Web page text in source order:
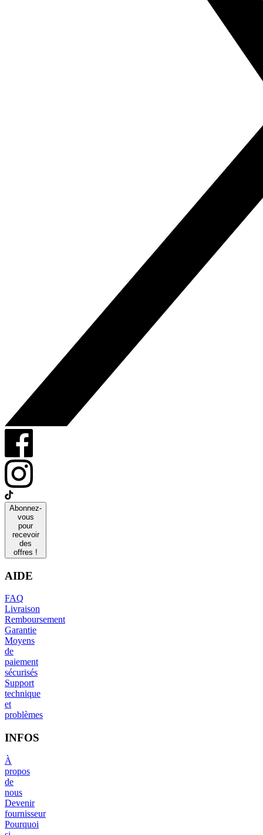
Abonnez-
vous
pour
recevoir
des
offres !
AIDE
FAQ
Livraison
Remboursement
Garantie
Moyens
de
paiement
sécurisés
Support
technique
et
problèmes
INFOS
À
propos
de
nous
Devenir
fournisseur
Pourquoi